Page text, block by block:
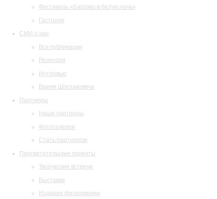
Фестиваль «Барокко в белую ночь»
Гастроли
СМИ о нас
Все публикации
Рецензии
Интервью
Время Шостаковича
Партнеры
Наши партнеры
Фотогалерея
Стать партнером
Просветительские проекты
Творческие встречи
Выставки
Издания филармонии